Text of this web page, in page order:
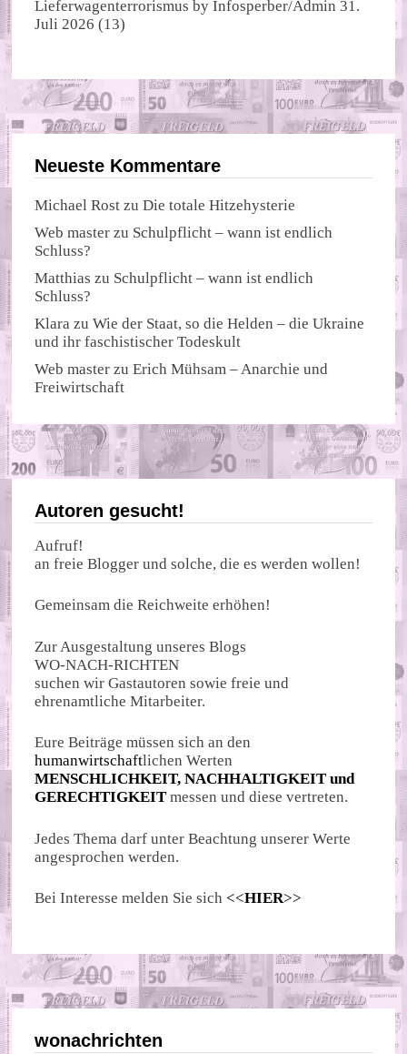
Lieferwagenterrorismus byInfosperber/Admin 31.
Juli 2026 (13)
Neueste Kommentare
Michael Rost zuDie totale Hitzehysterie
Web master zu Schulpflicht – wann ist endlich
Schluss?
Matthias zu Schulpflicht – wann ist endlich
Schluss?
Klara zuWie der Staat, so die Helden – die Ukraine
und ihr faschistischer Todeskult
Web master zuErich Mühsam – Anarchie und
Freiwirtschaft
Autoren gesucht!
Aufruf!
an freie Blogger und solche, die es werden wollen!
Gemeinsam die Reichweite erhöhen!
Zur Ausgestaltung unseres Blogs
WO-NACH-RICHTEN
suchen wir Gastautoren sowie freie und
ehrenamtliche Mitarbeiter.
Eure Beiträge müssen sich an den
humanwirtschaftlichen Werten
MENSCHLICHKEIT, NACHHALTIGKEIT und
GERECHTIGKEIT messen und diese vertreten.
Jedes Thema darf unter Beachtung unserer Werte
angesprochen werden.
Bei Interesse melden Sie sich <<HIER>>
wonachrichten